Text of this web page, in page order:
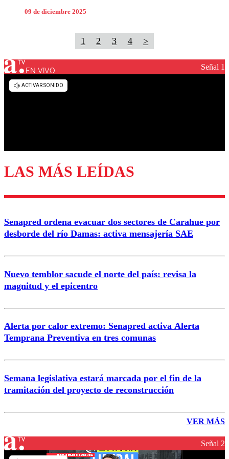
09 de diciembre 2025
1 2 3 4 >
EN VIVO Señal 1
LAS MÁS LEÍDAS
Senapred ordena evacuar dos sectores de Carahue por
desborde del río Damas: activa mensajería SAE
Nuevo temblor sacude el norte del país: revisa la
magnitud y el epicentro
Alerta por calor extremo: Senapred activa Alerta
Temprana Preventiva en tres comunas
Semana legislativa estará marcada por el fin de la
tramitación del proyecto de reconstrucción
VER MÁS
Señal 2